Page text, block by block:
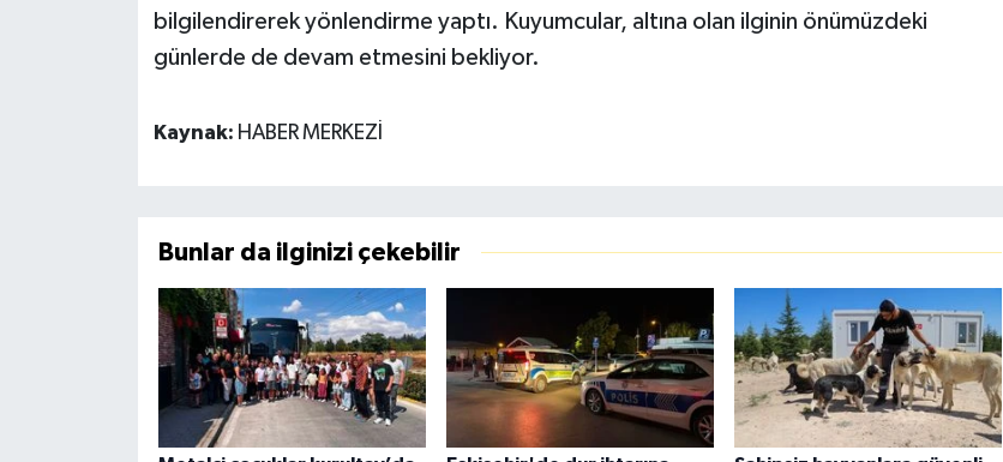
bilgilendirerek yönlendirme yaptı. Kuyumcular, altına olan ilginin önümüzdeki
günlerde de devam etmesini bekliyor.
Kaynak: HABER MERKEZİ
Bunlar da ilginizi çekebilir